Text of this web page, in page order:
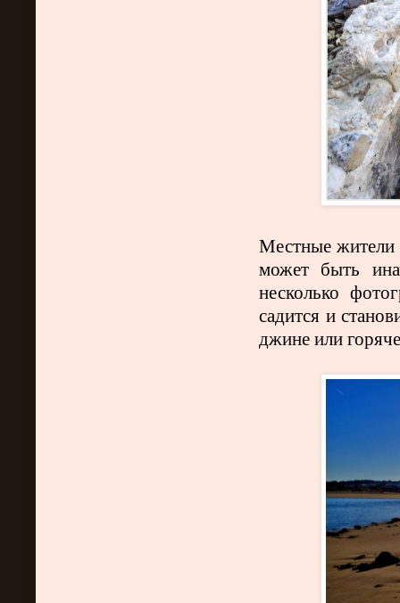
Местные жители
может быть
несколько
садится и
джине или